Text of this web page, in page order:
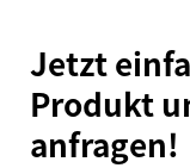
Jetzt
Produkt
anfragen!